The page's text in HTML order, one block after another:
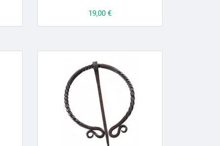
Prix
19,00 €